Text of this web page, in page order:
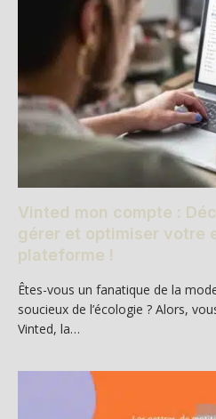
Vinted mon compte :
gérer et optimiser votre
plateforme !
Êtes-vous un fanatique de la
soucieux de l’écologie ? Alors,
Vinted, la…